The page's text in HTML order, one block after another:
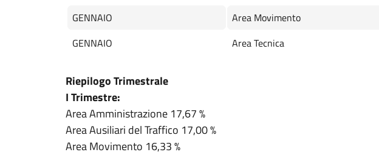
GENNAIO
Area Movimento
GENNAIO
Area Tecnica
Riepilogo Trimestrale
I Trimestre:
Area Amministrazione 17,67 %
Area Ausiliari del Traffico 17,00 %
Area Movimento 16,33 %